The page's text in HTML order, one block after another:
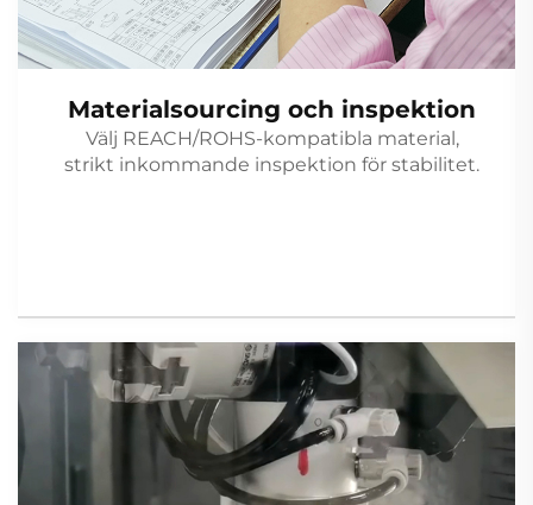
Materialsourcing och inspektion
Välj REACH/ROHS-kompatibla material,
strikt inkommande inspektion för stabilitet.